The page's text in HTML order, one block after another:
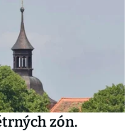
zón.